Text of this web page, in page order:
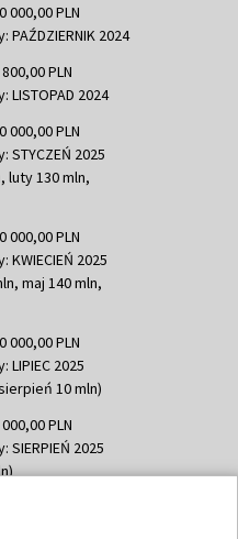
000,00 PLN
2024
PLN
2024
000,00 PLN
2025
luty 130 mln,
000,00 PLN
2025
maj 140 mln,
000,00 PLN
LIPIEC 2025
10 mln)
PLN
2025
PLN